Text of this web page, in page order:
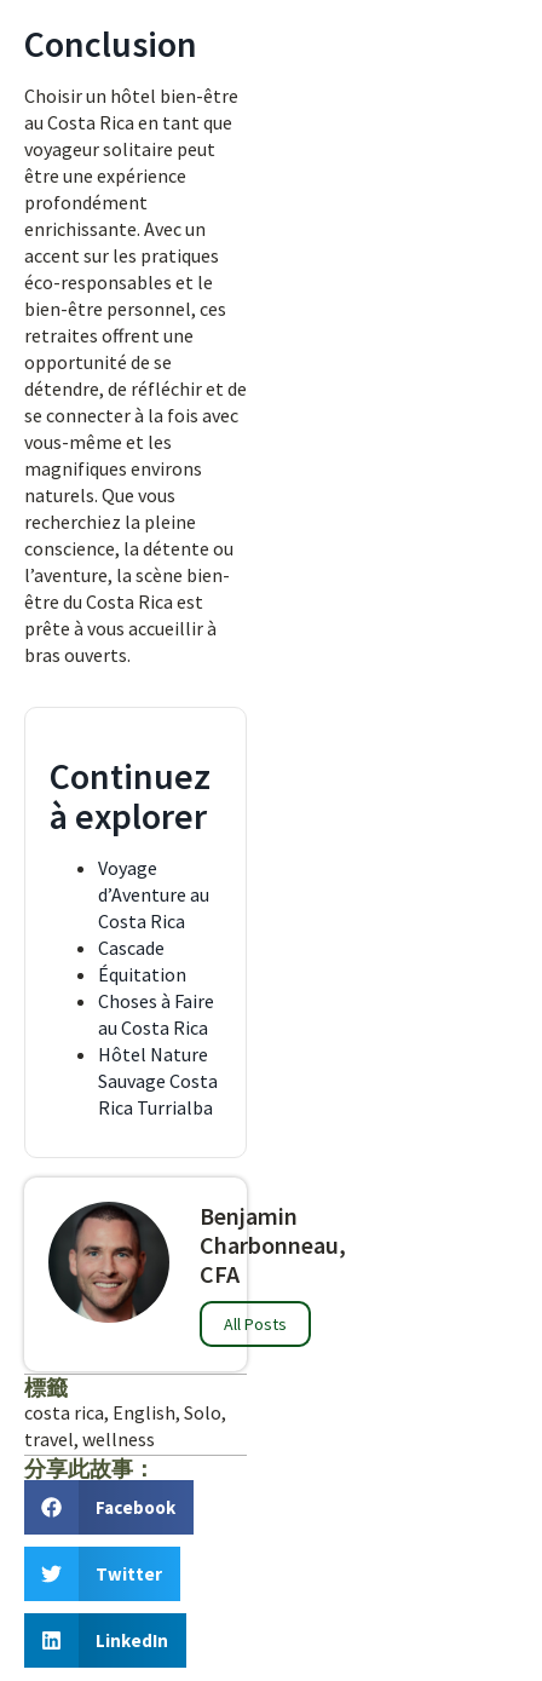
Conclusion
Choisir un hôtel bien-être
au Costa Rica en tant que
voyageur solitaire peut
être une expérience
profondément
enrichissante. Avec un
accent sur les pratiques
éco-responsables et le
bien-être personnel, ces
retraites offrent une
opportunité de se
détendre, de réfléchir et de
se connecter à la fois avec
vous-même et les
magnifiques environs
naturels. Que vous
recherchiez la pleine
conscience, la détente ou
l’aventure, la scène bien-
être du Costa Rica est
prête à vous accueillir à
bras ouverts.
Continuez
à explorer
Voyage
d’Aventure au
Costa Rica
Cascade
Équitation
Choses à Faire
au Costa Rica
Hôtel Nature
Sauvage Costa
Rica Turrialba
Benjamin
Charbonneau,
CFA
All Posts
標籤
costa rica, English, Solo,
travel, wellness
分享此故事：
Facebook
Twitter
LinkedIn